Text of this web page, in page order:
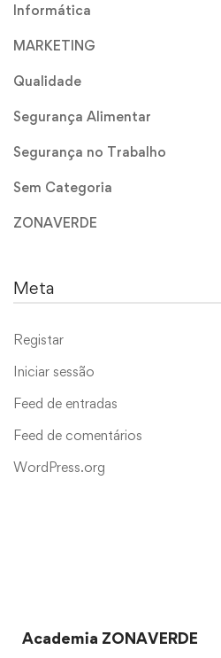
Informática
MARKETING
Qualidade
Segurança Alimentar
Segurança no Trabalho
Sem Categoria
ZONAVERDE
Meta
Registar
Iniciar sessão
Feed de entradas
Feed de comentários
WordPress.org
Academia ZONAVERDE